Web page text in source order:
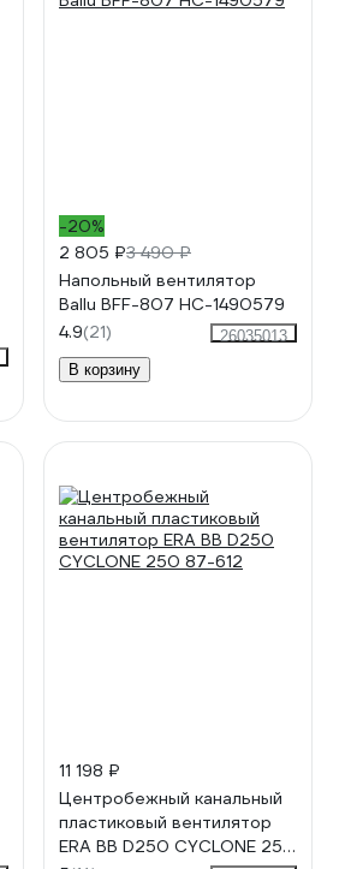
-20%
2 805 ₽3 490 ₽
Напольный вентилятор
Ballu BFF-807 НС-1490579
4.9(21)
26035013
В корзину
11 198 ₽
Центробежный канальный
пластиковый вентилятор
ERA BB D250 CYCLONE 250